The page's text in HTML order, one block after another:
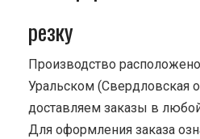
резку
Производство
Уральском (Свердловская
доставляем заказы в
Для оформления заказа